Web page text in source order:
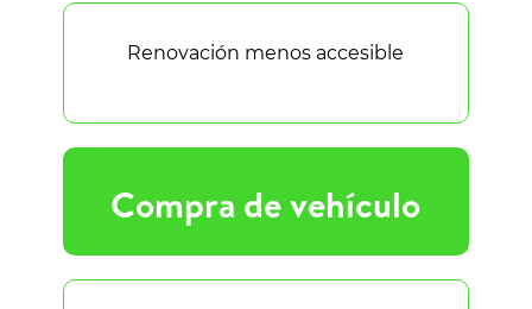
Compra de vehículo
Renovación menos accesible